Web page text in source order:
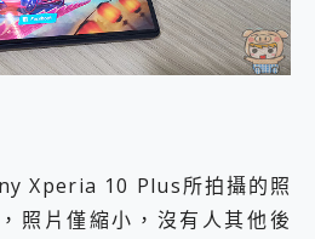
Xperia 10 Plus所拍攝的照
照片僅縮小，沒有人其他後